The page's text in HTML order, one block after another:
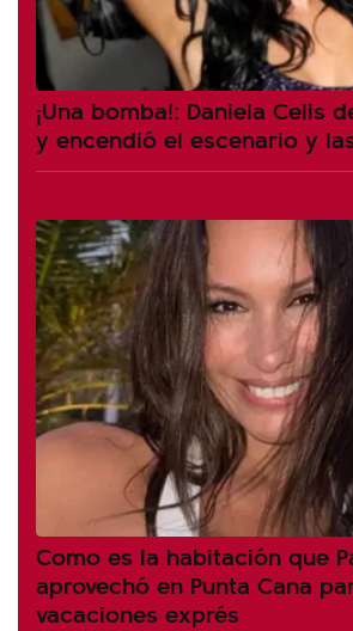
¡Una bomba!: Daniela Celis
y encendió el escenario y
Como es la habitación que
aprovechó en Punta Cana
vacaciones exprés